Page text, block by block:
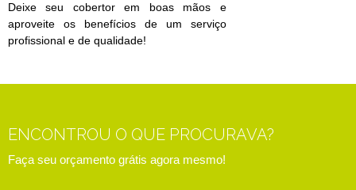
Deixe seu cobertor em boas mãos e
aproveite os benefícios de um serviço
profissional e de qualidade!
ENCONTROU O QUE PROCURAVA?
Faça seu orçamento grátis agora mesmo!